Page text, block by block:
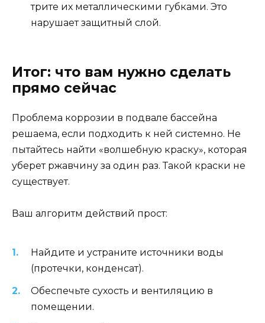
трите их металлическими губками. Это
нарушает защитный слой.
Итог: что вам нужно сделать
прямо сейчас
Проблема коррозии в подвале бассейна
решаема, если подходить к ней системно. Не
пытайтесь найти «волшебную краску», которая
уберет ржавчину за один раз. Такой краски не
существует.
Ваш алгоритм действий прост:
Найдите и устраните источники воды
(протечки, конденсат).
Обеспечьте сухость и вентиляцию в
помещении.